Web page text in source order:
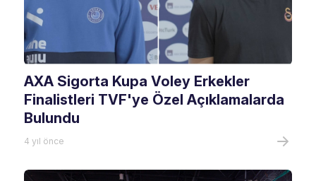
AXA Sigorta Kupa Voley Erkekler
Finalistleri TVF'ye Özel Açıklamalarda
Bulundu
4 yıl önce